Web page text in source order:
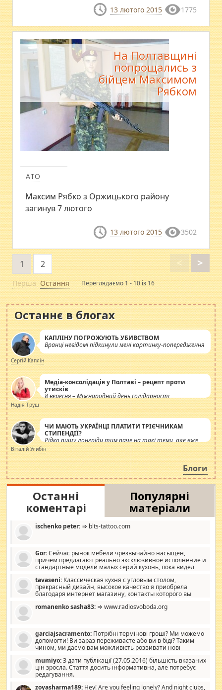
13 лютого 2015 1775
АТО
На Полтавщині
попрощались з
бійцем Максимом
Рябком
Максим Рябко з Оржицького району
загинув 7 лютого
13 лютого 2015 3502
Перша
<
1 2 >
Остання Переглядаємо 1 - 10 із 16
Останнє в блогах
КАПЛІНУ ПОГРОЖУЮТЬ УБИВСТВОМ
Вранці невідомі підкинули мені картинку-попередження
Сергій Каплін
Медіа-консолідація у Полтаві – рецепт проти
утисків
8 вересня – Міжнародний день солідарності
журналістів.
Надія Труш
ЧИ МАЮТЬ УКРАЇНЦІ ПЛАТИТИ ТРІЄЧНИКАМ
СТИПЕНДІЇ?
Рідко пишу лонгріди тим паче на такі теми, але вже
просто дістало! Обурюють сьогоднішні інсенуації
навколо стипендіального питання. Штучно
роздувається ще одна соціальна катастрофа.
Віталій Улибін
Блоги
Останні
коментарі
Популярні
матеріали
ischenko peter: ⇒ blts-tattoo.com
Gor:Сейчас рынок мебели чрезвычайно насыщен,
причем предлагают реально эксклюзивное исполнение и
стандартные модели малых серий кухонь, пока видел
стандартные формы, в MebelOk, креативненько и что главное -
со вкусом все в порядке, без ненужных наворотов удорожающих
мебель, а это не последний фактор.
tavaseni: Классическая кухня с угловым столом,
прекрасный дизайн, высокое качество я приобрела
благодаря интернет магазину, контакты которого вы
romanenko sasha83: ⇒ www.radiosvoboda.org
garciajsacramento: Потрібні термінові гроші? Ми можемо
допомогти! Ви зараз переживаєте або ви в біді? Таким
чином, ми даємо вам можливість розвивати нові
допомагати людям, які намагаються дати їм шанс. Кожен
заслуговує на другий шанс, і, оскільки влада не зможе, вони
повинні приймати від інших. Для нас нема багато суми, і зрілість
mumiyo:З дати публікації (27.05.2016) більшість вказаних
цін зросла. Стаття досить інформативна, але потребує
редагування.
zoyasharma189: Hey! Are you feeling lonely? And night clubs,